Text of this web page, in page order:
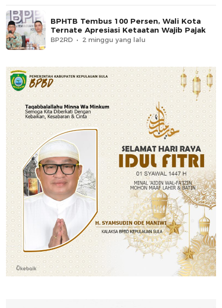
BPHTB Tembus 100 Persen, Wali Kota
Ternate Apresiasi Ketaatan Wajib Pajak
BP2RD 2 minggu yang lalu